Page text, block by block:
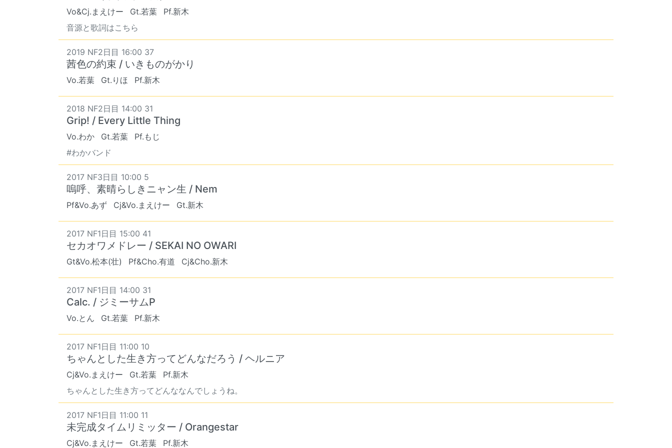
Vo&Cj.まえけー Gt.若葉
Pf.新木
音源と歌詞はこちら
2019 NF2日目 16:00 37
茜色の約束 / いきものがかり
Vo.若葉 Gt.りほ Pf.新木
2018 NF2日目 14:00 31
Grip! / Every Little Thing
Vo.わか Gt.若葉
Pf.もじ
#わかバンド
2017 NF3日目 10:00 5
嗚呼、素晴らしきニャン生 / Nem
Pf&Vo.あず Cj&Vo.まえけー Gt.新木
2017 NF1日目 15:00 41
セカオワメドレー / SEKAI NO OWARI
Gt&Vo.松本(壮) Pf&Cho.有道 Cj&Cho.新木
2017 NF1日目 14:00 31
Calc. / ジミーサムP
Vo.とん Gt.若葉 Pf.新木
2017 NF1日目 11:00 10
ちゃんとした生き方ってどんなだろう / ヘルニア
Cj&Vo.まえけー Gt.若葉
Pf.新木
ちゃんとした生き方ってどんななんでしょうね。
2017 NF1日目 11:00 11
未完成タイムリミッター / Orangestar
Cj&Vo.まえけー Gt.若葉 Pf.新木